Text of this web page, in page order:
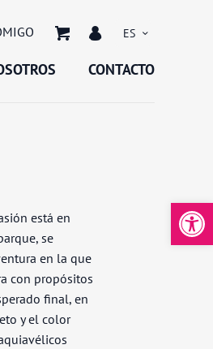
Abrir
ES
CONTACTO
está en
se
en la que
con propósitos
final, en
y el color